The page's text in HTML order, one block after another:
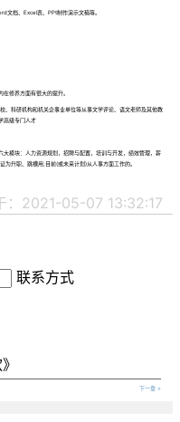
档、Excel表、PPt制作演示文稿等。
修养方面有很大的提升。
科研机构和机关企事业单位等从事文学评论、语文老师及其他教
高级专门人才
模块：人力资源规划，招聘与配置，培训与开发，绩效管理，薪
升职、跳槽用;目前(或未来计划)从人事方面工作的。
：2021-05-07 13:32:17
联系方式
下一章 >